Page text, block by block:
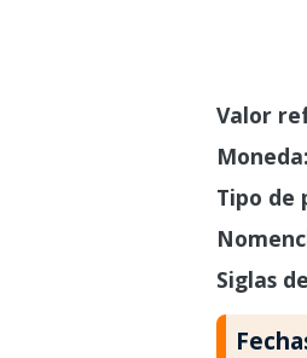
Valor
Moneda:
Tipo de
Siglas